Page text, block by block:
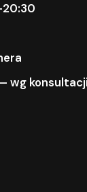
wg konsultacji